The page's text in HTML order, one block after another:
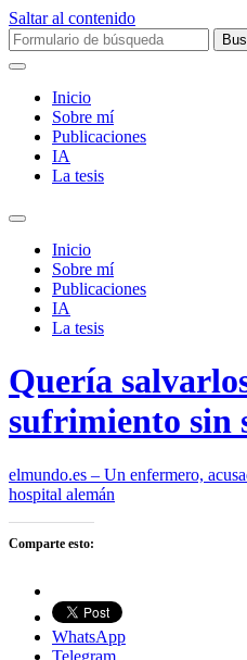
Saltar al contenido
Buscar:
Inicio
Sobre mí­
Publicaciones
IA
La tesis
Alternar
campo
búsqueda
Inicio
Sobre mí­
Publicaciones
IA
La tesis
Quería
sufrimiento sin
elmundo.es – Un enfermero,
hospital alemán
Comparte esto:
WhatsApp
Telegram